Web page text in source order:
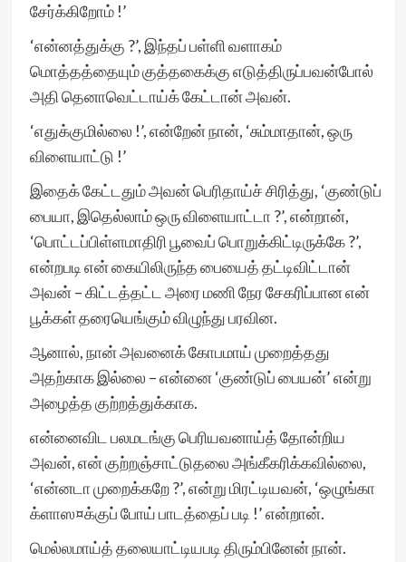
சேர்க்கிறோம் !’
‘என்னத்துக்கு ?’, இந்தப் பள்ளி வளாகம்
மொத்தத்தையும் குத்தகைக்கு எடுத்திருப்பவன்போல்
அதி தெனாவெட்டாய்க் கேட்டான் அவன்.
‘எதுக்குமில்லை !’, என்றேன் நான், ‘சும்மாதான், ஒரு
விளையாட்டு !’
இதைக் கேட்டதும் அவன் பெரிதாய்ச் சிரித்து, ‘குண்டுப்
பையா, இதெல்லாம் ஒரு விளையாட்டா ?’, என்றான்,
‘பொட்டப்பிள்ளமாதிரி பூவைப் பொறுக்கிட்டிருக்கே ?’,
என்றபடி என் கையிலிருந்த பையைத் தட்டிவிட்டான்
அவன் – கிட்டத்தட்ட அரை மணி நேர சேகரிப்பான என்
பூக்கள் தரையெங்கும் விழுந்து பரவின.
ஆனால், நான் அவனைக் கோபமாய் முறைத்தது
அதற்காக இல்லை – என்னை ‘குண்டுப் பையன்’ என்று
அழைத்த குற்றத்துக்காக.
என்னைவிட பலமடங்கு பெரியவனாய்த் தோன்றிய
அவன், என் குற்றஞ்சாட்டுதலை அங்கீகரிக்கவில்லை,
‘என்னடா முறைக்கறே ?’, என்று மிரட்டியவன், ‘ஒழுங்கா
க்ளாஸ¤க்குப் போய் பாடத்தைப் படி !’ என்றான்.
மெல்லமாய்த் தலையாட்டியபடி திரும்பினேன் நான்.